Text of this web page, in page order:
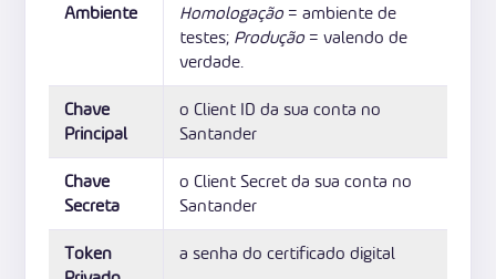
Ambiente Homologação = ambiente de
testes; Produção = valendo de
verdade.
Chave
Principal
o Client ID da sua conta no
Santander
Chave
Secreta
o Client Secret da sua conta no
Santander
Token
a senha do certificado digital